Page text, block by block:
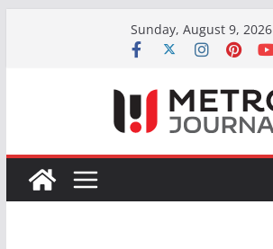
Sunday, August 9, 2026